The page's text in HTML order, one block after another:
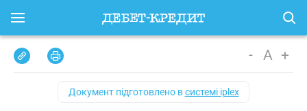
- A +
Документ підготовлено всистемі iplex